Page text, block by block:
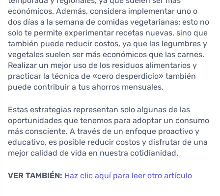
económicos. Además, considera implementar uno o
dos días a la semana de comidas vegetarianas; esto no
solo te permite experimentar recetas nuevas, sino que
también puede reducir costos, ya que las legumbres y
vegetales suelen ser más económicos que las carnes.
Realizar un mejor uso de los residuos alimentarios y
practicar la técnica de «cero desperdicio» también
puede contribuir a tus ahorros mensuales.
Estas estrategias representan solo algunas de las
oportunidades que tenemos para adoptar un consumo
más consciente. A través de un enfoque proactivo y
educativo, es posible reducir costos y disfrutar de una
mejor calidad de vida en nuestra cotidianidad.
VER TAMBIÉN: Haz clic aquí para leer otro artículo